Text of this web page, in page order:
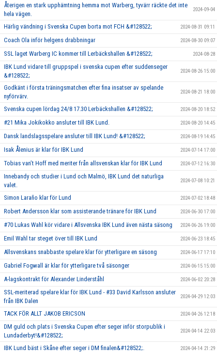
Återigen en stark upphämtning hemma mot Warberg, tyvärr räckte det inte
hela vägen.
2024-09-04
Härlig vändning i Svenska Cupen borta mot FCH &#128522; 2024-08-31 09:11
Coach Ola inför helgens drabbningar 2024-08-30 09:07
SSL laget Warberg IC kommer till Lerbäckshallen &#128522; 2024-08-28
IBK Lund vidare till gruppspel i svenska cupen efter suddenseger
&#128522;
2024-08-26 15:00
Godkänt i första träningsmatchen efter fina insatser av spelande
nyförvärv.
2024-08-21 18:00
Svenska cupen lördag 24/8 17.30 Lerbäckshallen &#128522; 2024-08-20 18:52
#21 Mika Jokikokko ansluter till IBK Lund. 2024-08-20 14:45
Dansk landslagsspelare ansluter till IBK Lund! &#128522; 2024-08-19 14:45
Isak Ålenius är klar för IBK Lund 2024-07-14 17:00
Tobias van’t Hoff med meriter från allsvenskan klar för IBK Lund 2024-07-12 16:30
Innebandy och studier i Lund och Malmö, IBK Lund det naturliga
valet.
2024-07-08 10:21
Simon Laraño klar för Lund 2024-07-02 18:48
Robert Andersson klar som assisterande tränare för IBK Lund 2024-06-30 17:00
#70 Lukas Wahl kör vidare i Allsvenska IBK Lund även nästa säsong 2024-06-26 19:00
Emil Wahl tar steget över till IBK Lund 2024-06-23 18:45
Allsvenskans snabbaste spelare klar för ytterligare en säsong 2024-06-17 17:10
Gabriel Fogwall är klar för ytterligare två säsonger 2024-06-15 15:00
A-lagskontrakt för Alexander Linderståhl 2024-06-02 20:28
SSL-meriterad spelare klar för IBK Lund - #33 David Karlsson ansluter
från IBK Dalen
2024-04-29 12:03
TACK FÖR ALLT JAKOB ERICSON 2024-04-26 12:18
DM guld och plats i Svenska Cupen efter seger inför storpublik i
Lundaderbyt!&#128522;
2024-04-14 22:03
IBK Lund bäst i Skåne efter seger i DM finalen&#128522;. 2024-04-14 21:29